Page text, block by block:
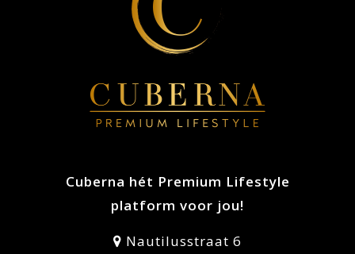
Cuberna hét Premium Lifestyle
platform voor jou!
Nautilusstraat 6